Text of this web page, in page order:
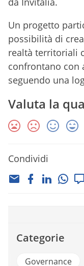
Un progetto
possibilità di
realtà territoriali
confrontano con
seguendo una
Valuta la
Condividi
Categorie
Governance